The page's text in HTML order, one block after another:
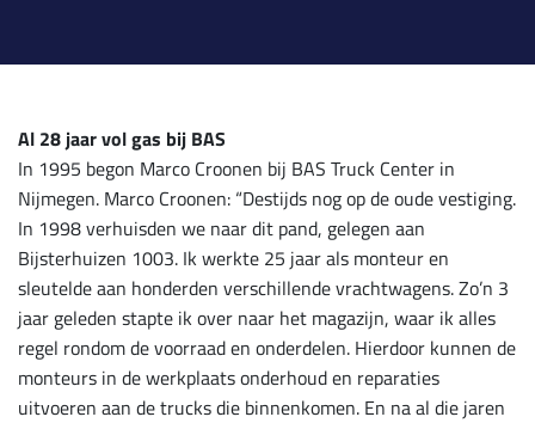
Al 28 jaar vol gas bij BAS
In 1995 begon Marco Croonen bij BAS Truck Center in
Nijmegen. Marco Croonen: “Destijds nog op de oude vestiging.
In 1998 verhuisden we naar dit pand, gelegen aan
Bijsterhuizen 1003. Ik werkte 25 jaar als monteur en
sleutelde aan honderden verschillende vrachtwagens. Zo’n 3
jaar geleden stapte ik over naar het magazijn, waar ik alles
regel rondom de voorraad en onderdelen. Hierdoor kunnen de
monteurs in de werkplaats onderhoud en reparaties
uitvoeren aan de trucks die binnenkomen. En na al die jaren